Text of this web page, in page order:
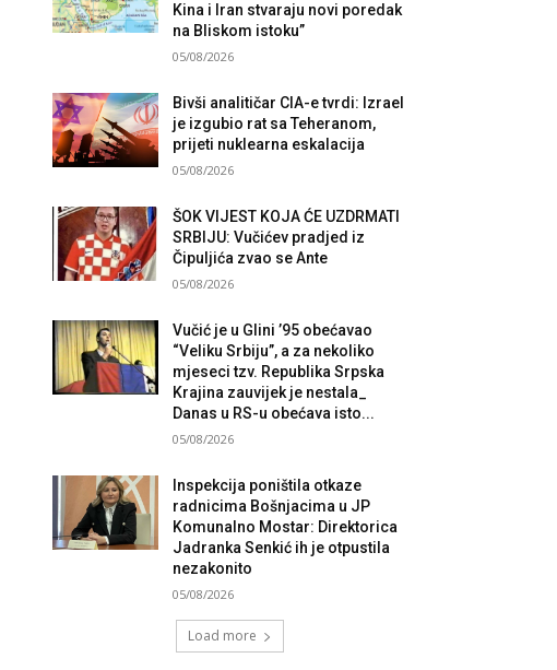
Kina i Iran stvaraju novi poredak
na Bliskom istoku”
05/08/2026
Bivši analitičar CIA-e tvrdi: Izrael
je izgubio rat sa Teheranom,
prijeti nuklearna eskalacija
05/08/2026
ŠOK VIJEST KOJA ĆE UZDRMATI
SRBIJU: Vučićev pradjed iz
Čipuljića zvao se Ante
05/08/2026
Vučić je u Glini ’95 obećavao
“Veliku Srbiju”, a za nekoliko
mjeseci tzv. Republika Srpska
Krajina zauvijek je nestala_
Danas u RS-u obećava isto...
05/08/2026
Inspekcija poništila otkaze
radnicima Bošnjacima u JP
Komunalno Mostar: Direktorica
Jadranka Senkić ih je otpustila
nezakonito
05/08/2026
Load more